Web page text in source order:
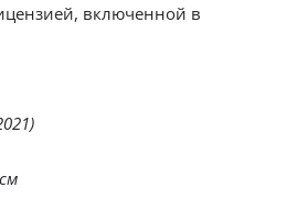
включенной в